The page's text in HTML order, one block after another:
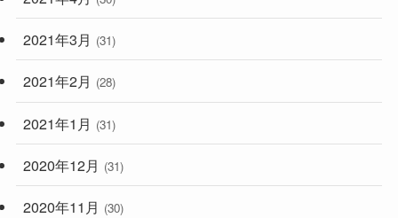
2021年3月 (31)
2021年2月 (28)
2021年1月 (31)
2020年12月 (31)
2020年11月 (30)